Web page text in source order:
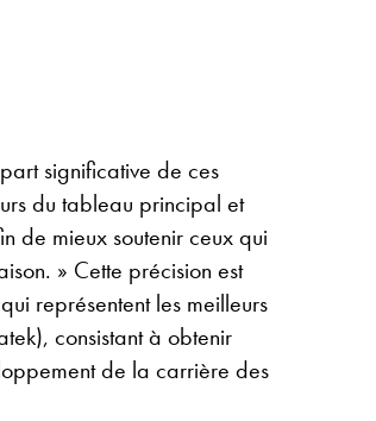
significative de ces
du tableau principal et
de mieux soutenir ceux qui
» Cette précision est
représentent les meilleurs
consistant à obtenir
de la carrière des